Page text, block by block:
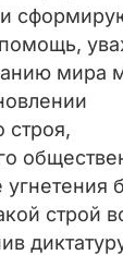
мира
строя,
угнетения
строй